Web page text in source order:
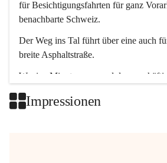
für Besichtigungsfahrten für ganz
benachbarte Schweiz.
Der Weg ins Tal führt über eine auch
breite Asphaltstraße.
Wenige Minuten nur, und das
Impressionen